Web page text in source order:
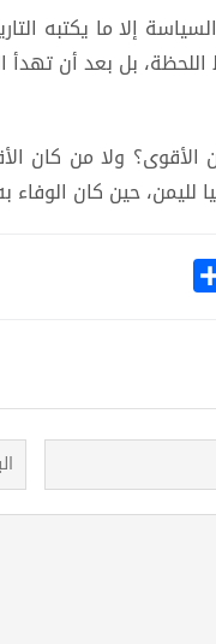
إلا ما يكتبه
بل بعد أن
ولا من كان
حين كان الوفاء